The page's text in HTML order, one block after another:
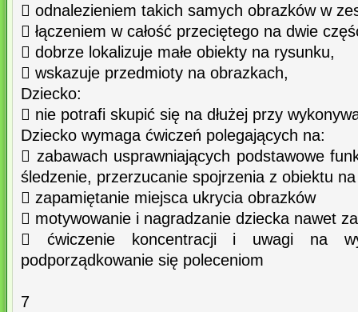
 odnalezieniem takich samych obrazków w
 łączeniem w całość przeciętego na dwie
 dobrze lokalizuje małe obiekty na rysunku,
 wskazuje przedmioty na obrazkach,
Dziecko:
 nie potrafi skupić się na dłużej przy
Dziecko wymaga ćwiczeń polegających na:
 zabawach usprawniających podstawowe
śledzenie, przerzucanie spojrzenia z obiektu
 zapamiętanie miejsca ukrycia obrazków
 motywowanie i nagradzanie dziecka nawet
 ćwiczenie koncentracji i uwagi na
podporządkowanie się poleceniom
7